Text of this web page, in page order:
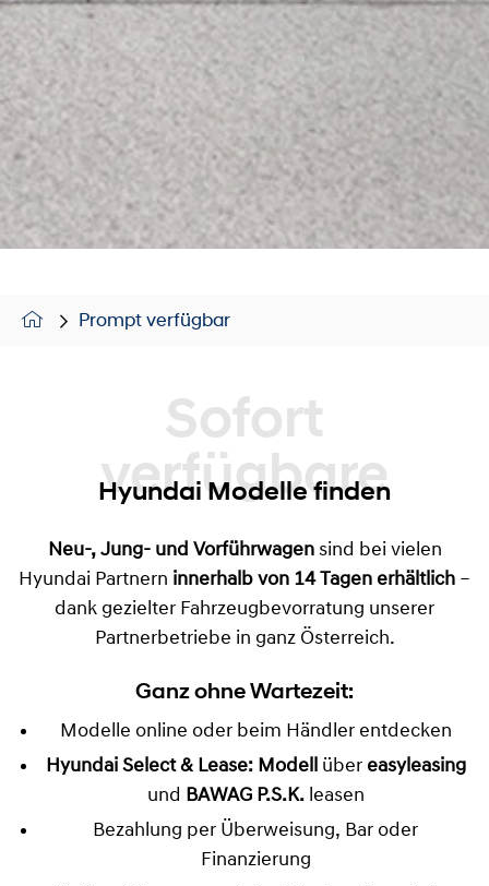
Prompt verfügbar
Sofort verfügbare
Hyundai Modelle finden
Neu-, Jung- und Vorführwagensind bei vielen
Hyundai Partnern innerhalb von 14 Tagen erhältlich –
dank gezielter Fahrzeugbevorratung unserer
Partnerbetriebe in ganz Österreich.
Ganz ohne Wartezeit:
Modelle online oder beim Händler entdecken
Hyundai Select & Lease: Modell über easyleasing
und BAWAG P.S.K.leasen
Bezahlung per Überweisung, Bar oder
Finanzierung